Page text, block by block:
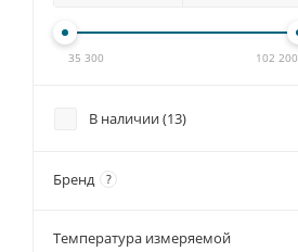
35 300 102 200
В наличии (13)
Бренд ?
Температура измеряемой